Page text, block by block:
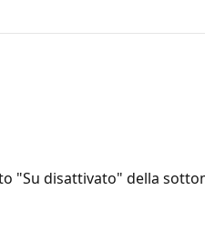
"Su disattivato" della